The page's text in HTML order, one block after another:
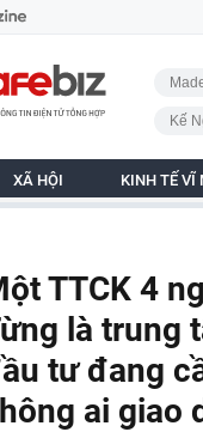
- Trang chủ
Kế
XÃ HỘI KINH TẾ VĨ
TTCK 4
là trung
tư đang
ai giao